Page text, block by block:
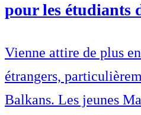
pour les étudiants
Vienne attire de plus
étrangers,
Balkans. Les jeunes